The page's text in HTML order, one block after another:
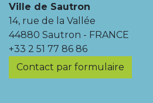
Ville de Sautron
14, rue de la Vallée
44880 Sautron - FRANCE
+33 2 51 77 86 86
Contact par formulaire